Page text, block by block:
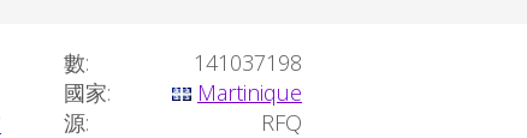
數:
141037198
國家:
Martinique
源:
RFQ